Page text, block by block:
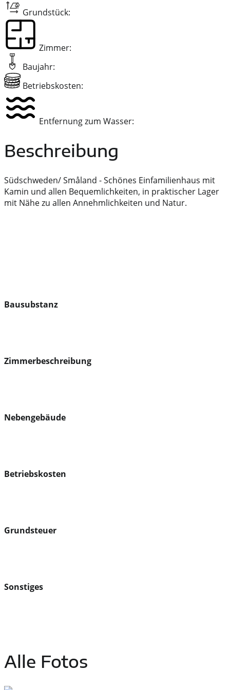
Grundstück:
Zimmer:
Baujahr:
Betriebskosten:
Entfernung zum Wasser:
Beschreibung
Südschweden/ Småland - Schönes Einfamilienhaus mit
Kamin und allen Bequemlichkeiten, in praktischer Lager
mit Nähe zu allen Annehmlichkeiten und Natur.
Bausubstanz
Zimmerbeschreibung
Nebengebäude
Betriebskosten
Grundsteuer
Sonstiges
Alle Fotos